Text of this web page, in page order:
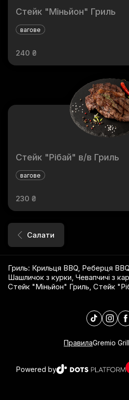
Стейк "Міньйон" Гриль
вагове
240 ₴
Стейк "Рібай" в/в Гриль
вагове
230 ₴
Салати
Гриль: Крильця BBQ, Реберця BBQ
Шашличок з курки, Чевапчичі з
Стейк "Міньйон" Гриль, Стейк
ПравилаGremio Grill
Powered by